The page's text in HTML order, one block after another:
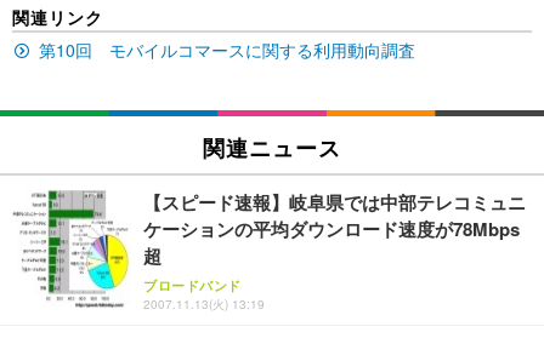
い 跳ね上げ式アームレスト コンパクト 約105度ロッ
キング pc 事務椅子 360度回転 座面昇降 強化ナイロ
SIHOO B100 オフィスチェア／デスクチェア メッシ
ュチェア 人間工学 疲れない ブラック
￥27,999
Sezlife オフィスチェア デスクチェア 疲れない テレ
ワーク チェア 強化バックレスト 30度ロッキング機
EV3240X-WT | 31.5型4K UHD・USB Type-C・ホワ
イト
EIZO ビジネス向けプレミアムモニター | FlexScan
EV2740X-WT | 27.0型4K UHD・USB Type-C・ホワ
イト
￥109,572
【純正品】27"ゲーミングモニター DualSense 充電
回使い捨て 無香料 ホワイト 300枚
Amazonベーシック ペットシーツ 厚型 ワイド 42枚
x2袋(84枚) ホワイト(吸収面:ライトブルー)
￥3,234
ネオ・ルーライフ ネオ・オムツ L 中型犬用 26枚入
関連リンク
第10回 モバイルコマースに関する利用動向調査
関連ニュース
【スピード速報】岐阜県では中部テレコミュニ
ケーションの平均ダウンロード速度が78Mbps
超
ブロードバンド
2007.11.13(火) 13:19